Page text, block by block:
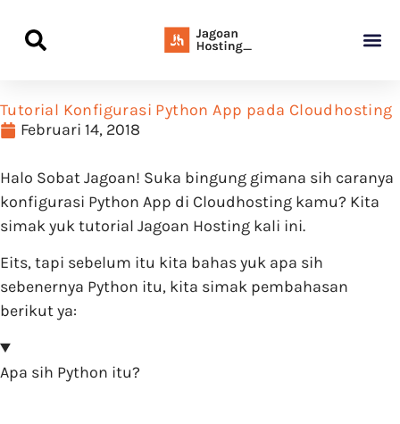
Tutorial Konfigurasi Python App pada Cloudhosting
Februari 14, 2018
Halo Sobat Jagoan! Suka bingung gimana sih caranya
konfigurasi Python App di Cloudhosting kamu? Kita
simak yuk tutorial Jagoan Hosting kali ini.
Eits, tapi sebelum itu kita bahas yuk apa sih
sebenernya Python itu, kita simak pembahasan
berikut ya:
Apa sih Python itu?